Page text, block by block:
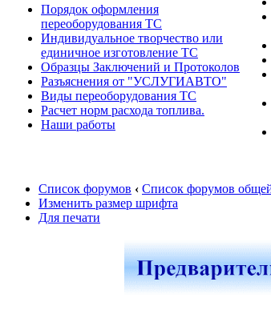
Порядок оформления
переоборудования ТС
Индивидуальное творчество или
единичное изготовление ТС
Образцы Заключений и Протоколов
Разъяснения от "УСЛУГИАВТО"
Виды переоборудования ТС
Расчет норм расхода топлива.
Наши работы
Список форумов ‹ Список форумов
Изменить размер шрифта
Для печати